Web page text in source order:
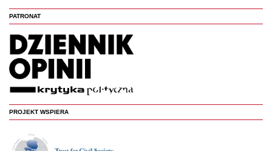
PATRONAT
PROJEKT WSPIERA